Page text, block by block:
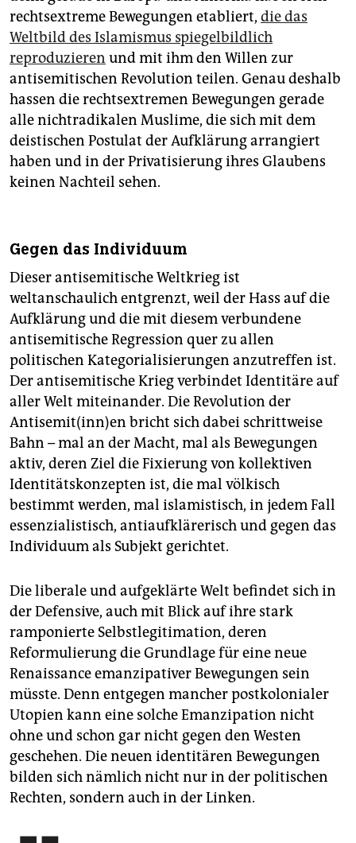
rechtsextreme Bewegungen etabliert, die das
Weltbild des Islamismus spiegelbildlich
reproduzieren und mit ihm den Willen zur
antisemitischen Revolution teilen. Genau deshalb
hassen die rechtsextremen Bewegungen gerade
alle nichtradikalen Muslime, die sich mit dem
deistischen Postulat der Aufklärung arrangiert
haben und in der Privatisierung ihres Glaubens
keinen Nachteil sehen.
Gegen das Individuum
Dieser antisemitische Weltkrieg ist
weltanschaulich entgrenzt, weil der Hass auf die
Aufklärung und die mit diesem verbundene
antisemitische Regression quer zu allen
politischen Kategorialisierungen anzutreffen ist.
Der antisemitische Krieg verbindet Identitäre auf
aller Welt miteinander. Die Revolution der
Antisemit(inn)en bricht sich dabei schrittweise
Bahn – mal an der Macht, mal als Bewegungen
aktiv, deren Ziel die Fixierung von kollektiven
Identitätskonzepten ist, die mal völkisch
bestimmt werden, mal islamistisch, in jedem Fall
essenzialistisch, antiaufklärerisch und gegen das
Individuum als Subjekt gerichtet.
Die liberale und aufgeklärte Welt befindet sich in
der Defensive, auch mit Blick auf ihre stark
ramponierte Selbstlegitimation, deren
Reformulierung die Grundlage für eine neue
Renaissance emanzipativer Bewegungen sein
müsste. Denn entgegen mancher postkolonialer
Utopien kann eine solche Emanzipation nicht
ohne und schon gar nicht gegen den Westen
geschehen. Die neuen identitären Bewegungen
bilden sich nämlich nicht nur in der politischen
Rechten, sondern auch in der Linken.